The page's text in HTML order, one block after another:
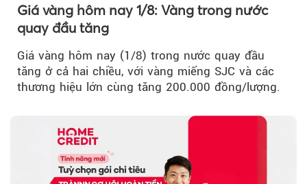
Giá vàng hôm nay 1/8: Vàng trong nước
quay đầu tăng
Giá vàng hôm nay (1/8) trong nước quay đầu
tăng ở cả hai chiều, với vàng miếng SJC và các
thương hiệu lớn cùng tăng 200.000 đồng/lượng.